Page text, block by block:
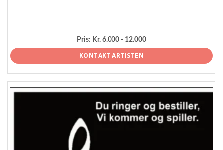
Pris: Kr. 6.000 - 12.000
KONTAKT ARTISTEN